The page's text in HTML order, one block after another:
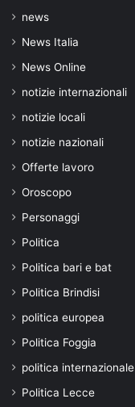
news
News Italia
News Online
notizie internazionali
notizie locali
notizie nazionali
Offerte lavoro
Oroscopo
Personaggi
Politica
Politica bari e bat
Politica Brindisi
politica europea
Politica Foggia
politica internazionale
Politica Lecce